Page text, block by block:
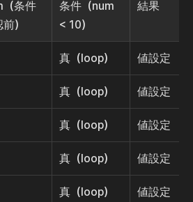
（条件
）
条件（num
< 10）
結果
真（loop） 値設定
真（loop） 値設定
真（loop） 値設定
真（loop） 値設定
真（loop） 値設定